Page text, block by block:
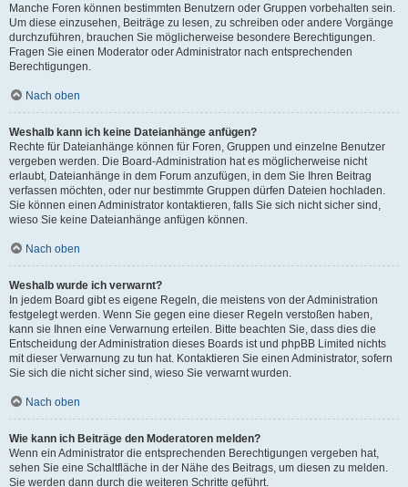
Manche Foren können bestimmten Benutzern oder Gruppen vorbehalten sein.
Um diese einzusehen, Beiträge zu lesen, zu schreiben oder andere Vorgänge
durchzuführen, brauchen Sie möglicherweise besondere Berechtigungen.
Fragen Sie einen Moderator oder Administrator nach entsprechenden
Berechtigungen.
Nach oben
Weshalb kann ich keine Dateianhänge anfügen?
Rechte für Dateianhänge können für Foren, Gruppen und einzelne Benutzer
vergeben werden. Die Board-Administration hat es möglicherweise nicht
erlaubt, Dateianhänge in dem Forum anzufügen, in dem Sie Ihren Beitrag
verfassen möchten, oder nur bestimmte Gruppen dürfen Dateien hochladen.
Sie können einen Administrator kontaktieren, falls Sie sich nicht sicher sind,
wieso Sie keine Dateianhänge anfügen können.
Nach oben
Weshalb wurde ich verwarnt?
In jedem Board gibt es eigene Regeln, die meistens von der Administration
festgelegt werden. Wenn Sie gegen eine dieser Regeln verstoßen haben,
kann sie Ihnen eine Verwarnung erteilen. Bitte beachten Sie, dass dies die
Entscheidung der Administration dieses Boards ist und phpBB Limited nichts
mit dieser Verwarnung zu tun hat. Kontaktieren Sie einen Administrator, sofern
Sie sich die nicht sicher sind, wieso Sie verwarnt wurden.
Nach oben
Wie kann ich Beiträge den Moderatoren melden?
Wenn ein Administrator die entsprechenden Berechtigungen vergeben hat,
sehen Sie eine Schaltfläche in der Nähe des Beitrags, um diesen zu melden.
Sie werden dann durch die weiteren Schritte geführt.